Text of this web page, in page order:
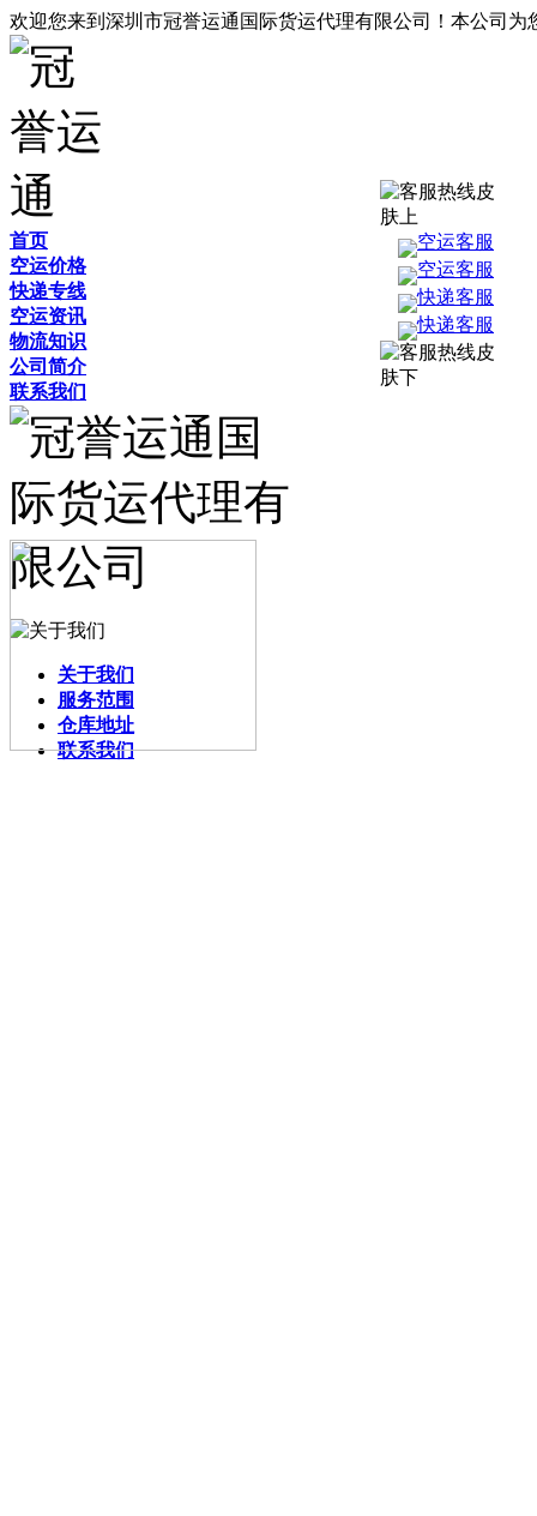
欢迎您来到深圳市冠誉运通国际货运代理有限公司！本公司
首页
空运价格
快递专线
空运资讯
物流知识
公司简介
联系我们
关于我们
服务范围
仓库地址
联系我们
空运客服
空运客服
快递客服
快递客服